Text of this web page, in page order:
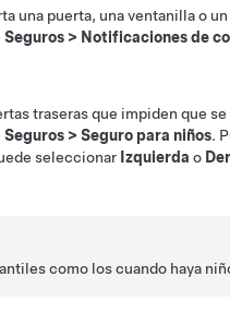
una puerta, una ventanilla o
Seguros > Notificaciones de
traseras que impiden que
Seguros > Seguro para niños.
seleccionar Izquierda o
como los cuando haya